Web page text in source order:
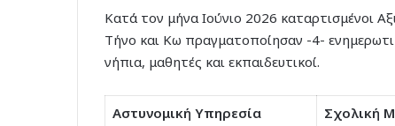
Κατά τον μήνα Ιούνιο 2026 καταρτισμένοι
Τήνο και Κω πραγματοποίησαν -4-
νήπια, μαθητές και εκπαιδευτικοί.
Αστυνομική Υπηρεσία Σχολική